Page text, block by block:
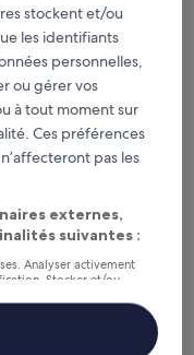
en cas de
pour chaque
Prix membres
stockent et/ou
les identifiants
personnelles,
ou gérer vos
à tout moment sur
Ces préférences
pas les
externes,
suivantes :
Analyser activement
Stocker et/ou
et du contenu,